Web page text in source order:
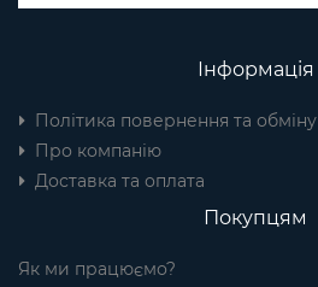
Інформація
Політика повернення та обміну
Про компанію
Доставка та оплата
Покупцям
Як ми працюємо?